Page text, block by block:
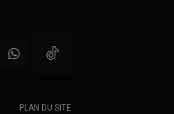
PLAN DU SITE